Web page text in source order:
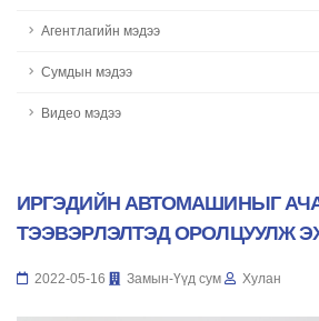
Агентлагийн мэдээ
Сумдын мэдээ
Видео мэдээ
ИРГЭДИЙН АВТОМАШИНЫГ
ТЭЭВЭРЛЭЛТЭД ОРОЛЦУУЛЖ
2022-05-16 Замын-Үүд сум Хулан